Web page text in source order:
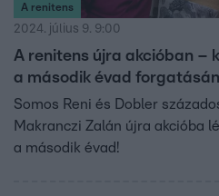
A renitens
2024. július 9. 9:00
A renitens újra akcióban –
a második évad forgatásán
Somos Reni és Dobler
Makranczi Zalán újra akcióba
a második évad!